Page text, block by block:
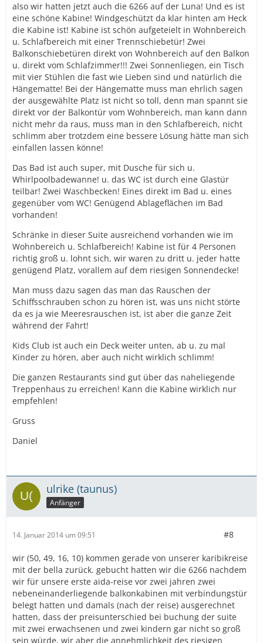
also wir hatten jetzt auch die 6266 auf der Luna! Und es ist
eine schöne Kabine! Windgeschützt da klar hinten am Heck
die Kabine ist! Kabine ist schön aufgeteielt in Wohnbereich
u. Schlafbereich mit einer Trennschiebetür! Zwei
Balkonschiebetüren direkt von Wohnbereich auf den Balkon
u. direkt vom Schlafzimmer!!! Zwei Sonnenliegen, ein Tisch
mit vier Stühlen die fast wie Lieben sind und natürlich die
Hängematte! Bei der Hängematte muss man ehrlich sagen
der ausgewählte Platz ist nicht so toll, denn man spannt sie
direkt vor der Balkontür vom Wohnbereich, man kann dann
nicht mehr da raus, muss man in den Schlafbereich, nicht
schlimm aber trotzdem eine bessere Lösung hätte man sich
einfallen lassen könne!
Das Bad ist auch super, mit Dusche für sich u.
Whirlpoolbadewanne! u. das WC ist durch eine Glastür
teilbar! Zwei Waschbecken! Eines direkt im Bad u. eines
gegenüber vom WC! Genügend Ablageflächen im Bad
vorhanden!
Schränke in dieser Suite ausreichend vorhanden wie im
Wohnbereich u. Schlafbereich! Kabine ist für 4 Personen
richtig groß u. lohnt sich, wir waren zu dritt u. jeder hatte
genügend Platz, vorallem auf dem riesigen Sonnendecke!
Man muss dazu sagen das man das Rauschen der
Schiffsschrauben schon zu hören ist, was uns nicht störte
da es ja wie Meeresrauschen ist, ist aber die ganze Zeit
während der Fahrt!
Kids Club ist auch ein Deck weiter unten, ab u. zu mal
Kinder zu hören, aber auch nicht wirklich schlimm!
Die ganzen Restaurants sind gut über das naheliegende
Treppenhaus zu erreichen! Kann die Kabine wirklich nur
empfehlen!
Gruss
Daniel
ulrike (taunus)
Anfänger
14. Januar 2014 um 09:51 #8
wir (50, 49, 16, 10) kommen gerade von unserer karibikreise
mit der bella zurück. gebucht hatten wir die 6266 nachdem
wir für unsere erste aida-reise vor zwei jahren zwei
nebeneinanderliegende balkonkabinen mit verbindungstür
belegt hatten und damals (nach der reise) ausgerechnet
hatten, dass der preisunterschied bei buchung der suite
mit zwei erwachsenen und zwei kindern gar nicht so groß
sein würde, wir aber die annehmlichkeit des riesigen